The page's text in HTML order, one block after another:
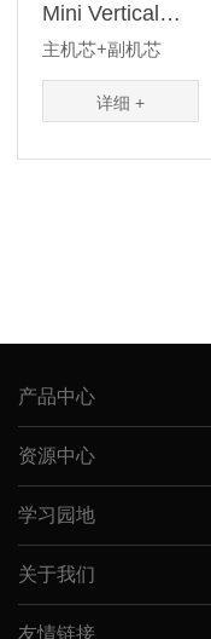
Mini Vertical
Electrophoresis 内
主机芯+副机芯
详细 +
产品中心
资源中心
学习园地
关于我们
友情链接